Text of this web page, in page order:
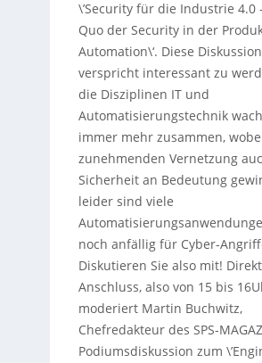
\’Security für die Industrie 4.0
Quo der Security in der
Automation\‘. Diese Diskussion
verspricht interessant zu
die Disziplinen IT und
Automatisierungstechnik
immer mehr zusammen,
zunehmenden Vernetzung
Sicherheit an Bedeutung
leider sind viele
noch anfällig für Cyber-
Diskutieren Sie also mit!
Anschluss, also von 15 bis
moderiert Martin Buchwitz,
Chefredakteur des SPS-
Podiumsdiskussion zum